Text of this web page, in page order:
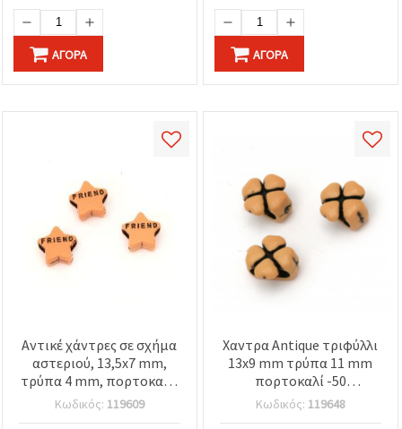
ΑΓΟΡΆ ΑΓΟΡΆ
Αντικέ χάντρες σε σχήμα
αστεριού, 13,5x7 mm,
τρύπα 4 mm, πορτοκαλί,
50 γρ (περ. 90 τεμ.)
Κωδικός: 119609
Χαντρα Antique τριφύλλι
13x9 mm τρύπα 11 mm
πορτοκαλί -50
γραμμάρια ~ 90 τεμάχια
Κωδικός: 119648